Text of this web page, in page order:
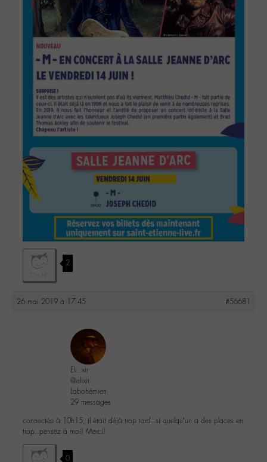
2
26 mai 2019 à 17:45 #56681
Eli..xir
@elixir
Labohémien
29 messages
connectée à 10h15, il était déjà trop tard..si quelqu’un a des places en
trop..pensez à moi! Merci!
0